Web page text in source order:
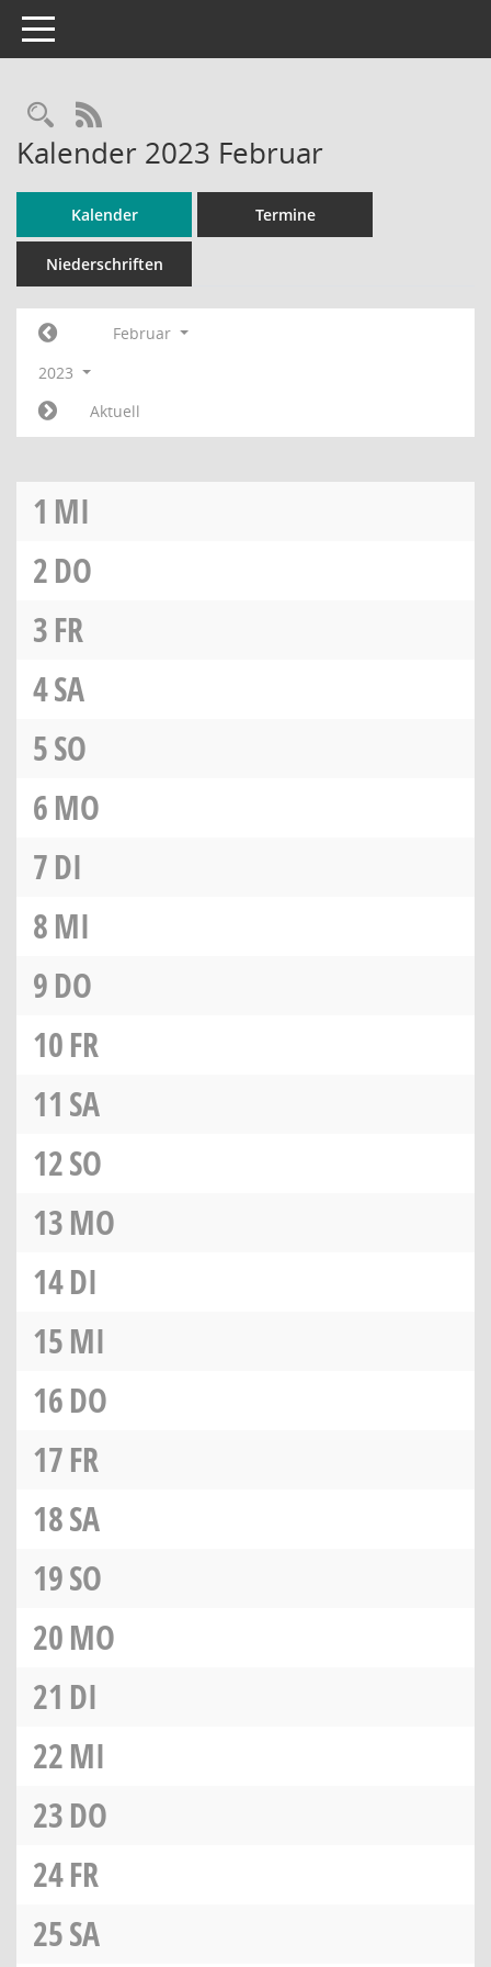
Toggle navigation
RSS-Feed
Kalender 2023 Februar
Kalender Termine
Niederschriften
Februar
2023
Aktuell
1 MI
2DO
3FR
4SA
5SO
6MO
7DI
8MI
9DO
10FR
11 SA
12SO
13MO
14DI
15MI
16DO
17FR
18SA
19SO
20MO
21 DI
22MI
23DO
24FR
25SA